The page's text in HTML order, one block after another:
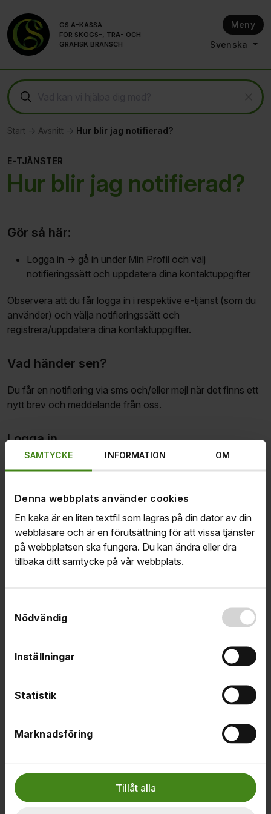
SAMTYCKE INFORMATION OM
Denna webbplats använder cookies
En kaka är en liten textfil som lagras på din dator av din
webbläsare och är en förutsättning för att vissa tjänster
på webbplatsen ska fungera. Du kan ändra eller dra
tillbaka ditt samtycke på vår webbplats.
Nödvändig
Inställningar
Statistik
Marknadsföring
Tillåt alla
GS A-KASSA
FÖR SKOGS-, TRÄ- OCH
GRAFISK BRANSCH
Meny
Svenska
Start Avsnitt Hur blir jag notifierad?
E-TJÄNSTER
Hur blir jag notifierad?
Gör så här:
Logga in -> gå in under Min Profil och välj
notifieringssätt och uppdatera dina kontaktuppgifter
Observera att du får logga in i respektive e-tjänst (som du
använder) och välja notifieringssätt och
registrera/uppdatera dina kontaktuppgifter.
Vad händer sen?
Du får en notifiering via sms och/eller mejl när det finns ett
nytt brev och meddelande från oss.
Logga in
Våra två e-tjänster
Om det handlar om ditt medlemsärende kommunicerar
vi med dig via vår e-tjänst
Mitt medlemskap.
Ämnen
Rapportering
E-tjänsten arbetsgivarintyg.nu
Hur fyller jag i månadsansökan i Mina sidor?